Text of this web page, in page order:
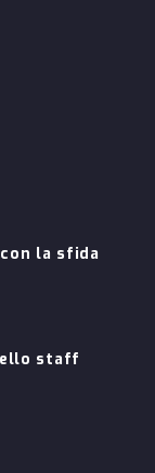
la sfida
staff